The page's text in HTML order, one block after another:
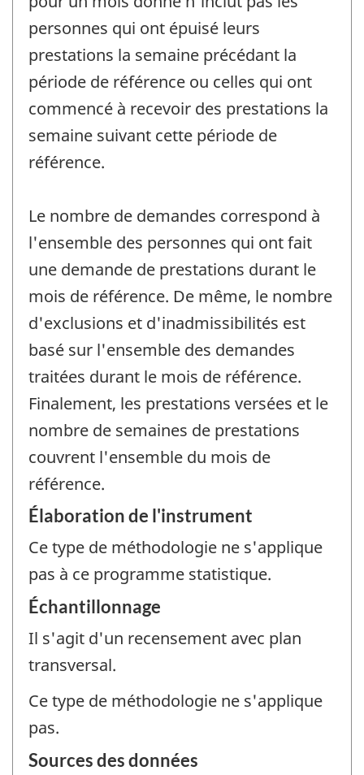
personnes qui ont épuisé leurs
prestations la semaine précédant la
période de référence ou celles qui ont
commencé à recevoir des prestations la
semaine suivant cette période de
référence.
Le nombre de demandes correspond à
l'ensemble des personnes qui ont fait
une demande de prestations durant le
mois de référence. De même, le nombre
d'exclusions et d'inadmissibilités est
basé sur l'ensemble des demandes
traitées durant le mois de référence.
Finalement, les prestations versées et le
nombre de semaines de prestations
couvrent l'ensemble du mois de
référence.
Élaboration de l'instrument
Ce type de méthodologie ne s'applique
pas à ce programme statistique.
Échantillonnage
Il s'agit d'un recensement avec plan
transversal.
Ce type de méthodologie ne s'applique
pas.
Sources des données